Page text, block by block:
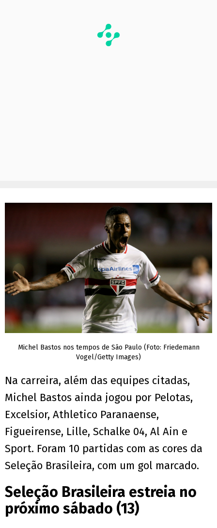
Michel Bastos nos tempos de São Paulo (Foto: Friedemann
Vogel/Getty Images)
Na carreira, além das equipes citadas,
Michel Bastos ainda jogou por Pelotas,
Excelsior, Athletico Paranaense,
Figueirense, Lille, Schalke 04, Al Ain e
Sport. Foram 10 partidas com as cores da
Seleção Brasileira, com um gol marcado.
Seleção Brasileira estreia no
próximo sábado (13)